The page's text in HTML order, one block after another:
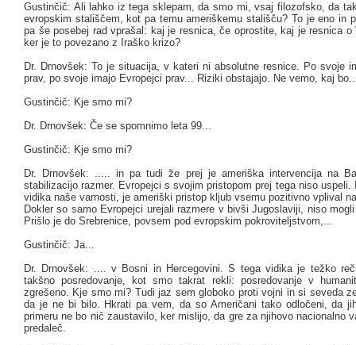
Gustinčič: Ali lahko iz tega sklepam, da smo mi, vsaj filozofsko, da
evropskim stališčem, kot pa temu ameriškemu stališču? To je eno in
pa še posebej rad vprašal: kaj je resnica, če oprostite, kaj je resnica
ker je to povezano z Iraško krizo?
Dr. Drnovšek: To je situacija, v kateri ni absolutne resnice. Po svoje
prav, po svoje imajo Evropejci prav... Riziki obstajajo. Ne vemo, kaj
Gustinčič: Kje smo mi?
Dr. Drnovšek: Če se spomnimo leta 99...
Gustinčič: Kje smo mi?
Dr. Drnovšek: ..... in pa tudi že prej je ameriška intervencija na
stabilizacijo razmer. Evropejci s svojim pristopom prej tega niso uspeli.
vidika naše varnosti, je ameriški pristop kljub vsemu pozitivno vplival
Dokler so samo Evropejci urejali razmere v bivši Jugoslaviji, niso
Prišlo je do Srebrenice, povsem pod evropskim pokroviteljstvom,...
Gustinčič: Ja...
Dr. Drnovšek: .... v Bosni in Hercegovini. S tega vidika je težko
takšno posredovanje, kot smo takrat rekli: posredovanje v
zgrešeno. Kje smo mi? Tudi jaz sem globoko proti vojni in si seveda
da je ne bi bilo. Hkrati pa vem, da so Američani tako odločeni, da
primeru ne bo nič zaustavilo, ker mislijo, da gre za njihovo nacionalno
predaleč.